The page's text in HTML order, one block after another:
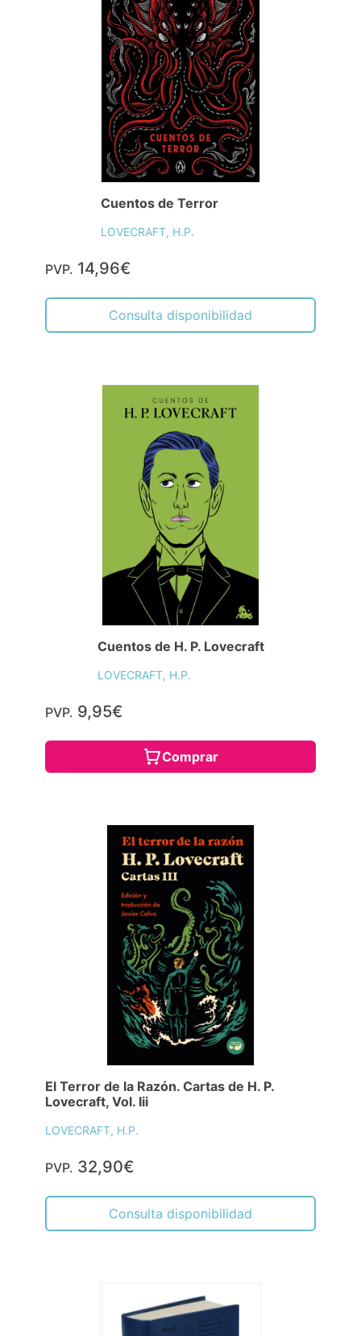
Cuentos de Terror
LOVECRAFT, H.P.
PVP. 14,96€
Consulta disponibilidad
Cuentos de H. P. Lovecraft
LOVECRAFT, H.P.
PVP. 9,95€
Comprar
El Terror de la Razón. Cartas de H. P.
Lovecraft, Vol. Iii
LOVECRAFT, H.P.
PVP. 32,90€
Consulta disponibilidad